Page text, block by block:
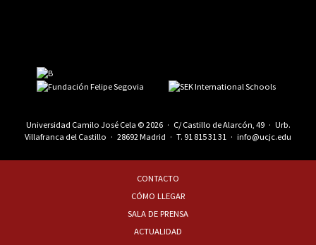
Universidad Camilo José Cela © 2026 · C/ Castillo de Alarcón, 49 · Urb.
Villafranca del Castillo · 28692 Madrid · T. 91 815 31 31 · info@ucjc.edu
CONTACTO
CÓMO LLEGAR
SALA DE PRENSA
ACTUALIDAD